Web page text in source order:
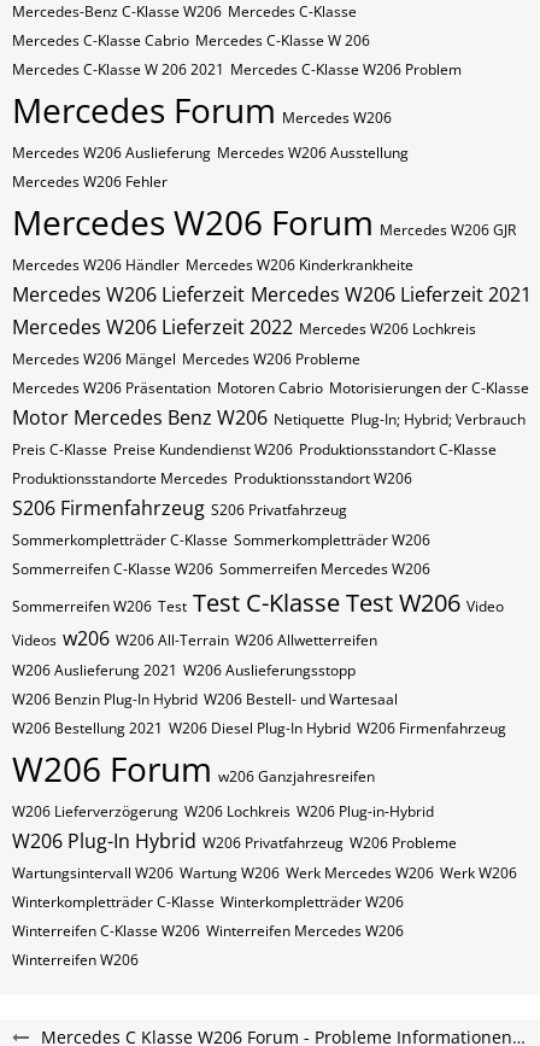
Mercedes-Benz C-Klasse W206 Mercedes C-Klasse
Mercedes C-Klasse Cabrio Mercedes C-Klasse W 206
Mercedes C-Klasse W 206 2021 Mercedes C-Klasse W206 Problem
Mercedes Forum Mercedes W206
Mercedes W206 Auslieferung Mercedes W206 Ausstellung
Mercedes W206 Fehler
Mercedes W206 Forum Mercedes W206 GJR
Mercedes W206 Händler Mercedes W206 Kinderkrankheite
Mercedes W206 Lieferzeit Mercedes W206 Lieferzeit 2021
Mercedes W206 Lieferzeit 2022 Mercedes W206 Lochkreis
Mercedes W206 Mängel Mercedes W206 Probleme
Mercedes W206 Präsentation Motoren Cabrio Motorisierungen der C-Klasse
Motor Mercedes Benz W206 Netiquette Plug-In; Hybrid; Verbrauch
Preis C-Klasse Preise Kundendienst W206 Produktionsstandort C-Klasse
Produktionsstandorte Mercedes Produktionsstandort W206
S206 Firmenfahrzeug S206 Privatfahrzeug
Sommerkompletträder C-Klasse Sommerkompletträder W206
Sommerreifen C-Klasse W206 Sommerreifen Mercedes W206
Sommerreifen W206 Test Test C-KlasseTest W206 Video
Videos w206 W206 All-Terrain W206 Allwetterreifen
W206 Auslieferung 2021 W206 Auslieferungsstopp
W206 Benzin Plug-In Hybrid W206 Bestell- und Wartesaal
W206 Bestellung 2021 W206 Diesel Plug-In Hybrid W206 Firmenfahrzeug
W206 Forum w206 Ganzjahresreifen
W206 Lieferverzögerung W206 Lochkreis W206 Plug-in-Hybrid
W206 Plug-In Hybrid W206 Privatfahrzeug W206 Probleme
Wartungsintervall W206 Wartung W206 Werk Mercedes W206 Werk W206
Winterkompletträder C-Klasse Winterkompletträder W206
Winterreifen C-Klasse W206 Winterreifen Mercedes W206
Winterreifen W206
Mercedes C Klasse W206 Forum - Probleme Informationen und Erfahrungen